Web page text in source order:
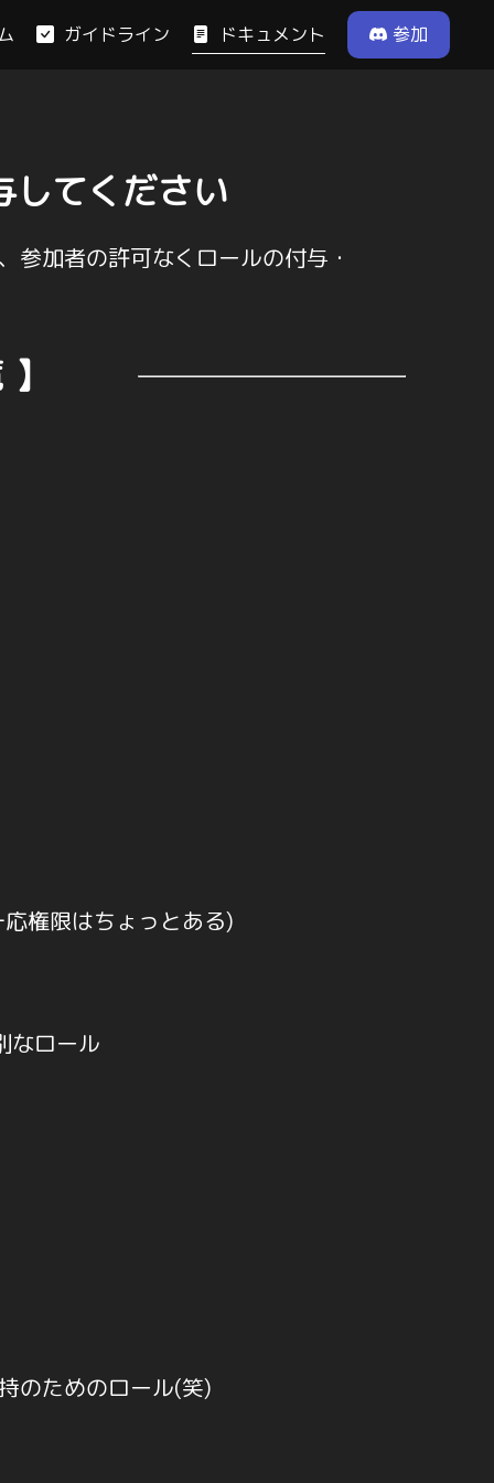
ガイドライン ドキュメント 参加
てください
参加者の許可なくロールの付与・
権限はちょっとある)
なロール
のためのロール(笑)